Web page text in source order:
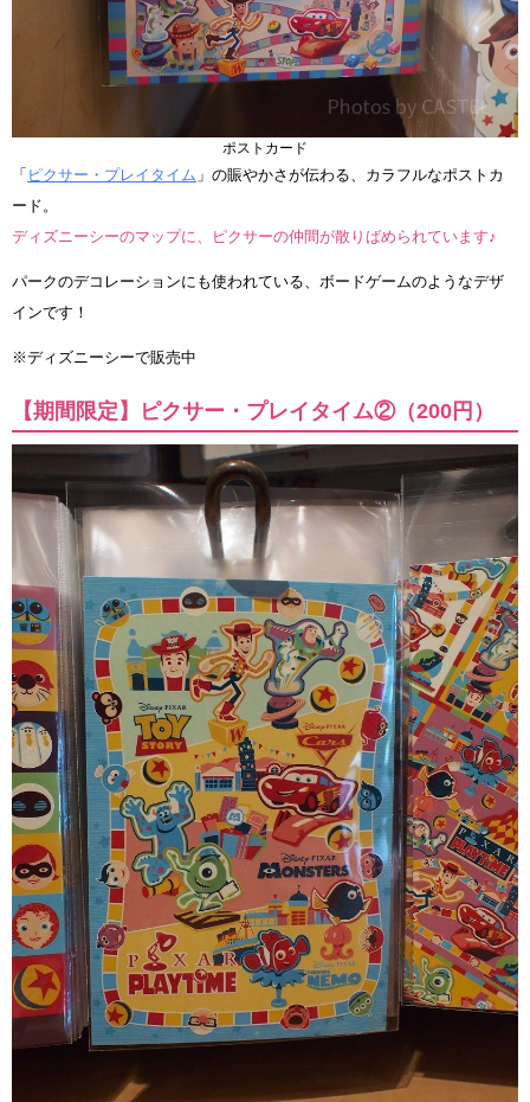
ポストカード
「 ピクサー・プレイタイム 」の賑やかさが伝わる、カラフルなポストカ
ード。
ディズニーシーのマップに、ピクサーの仲間が散りばめられています♪
パークのデコレーションにも使われている、ボードゲームのようなデザ
インです！
※ディズニーシーで販売中
【期間限定】ピクサー・プレイタイム②（200円）